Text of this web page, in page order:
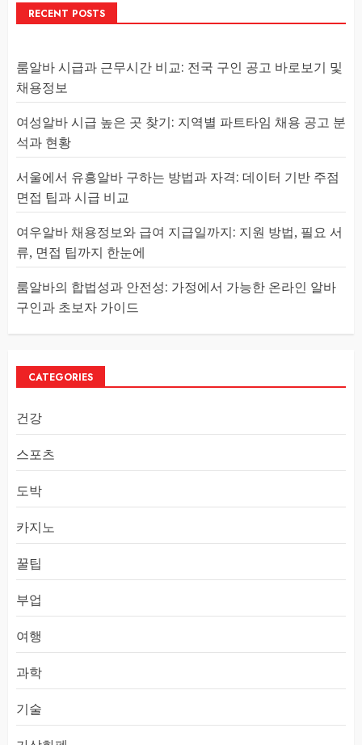
RECENT POSTS
룸알바 시급과 근무시간 비교: 전국 구인 공고 바로보기 및
채용정보
여성알바 시급 높은 곳 찾기: 지역별 파트타임 채용 공고 분
석과 현황
서울에서 유흥알바 구하는 방법과 자격: 데이터 기반 주점
면접 팁과 시급 비교
여우알바 채용정보와 급여 지급일까지: 지원 방법, 필요 서
류, 면접 팁까지 한눈에
룸알바의 합법성과 안전성: 가정에서 가능한 온라인 알바
구인과 초보자 가이드
CATEGORIES
건강
스포츠
도박
카지노
꿀팁
부업
여행
과학
기술